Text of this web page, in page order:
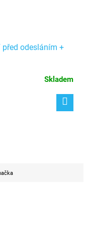
před odesláním +
Skladem